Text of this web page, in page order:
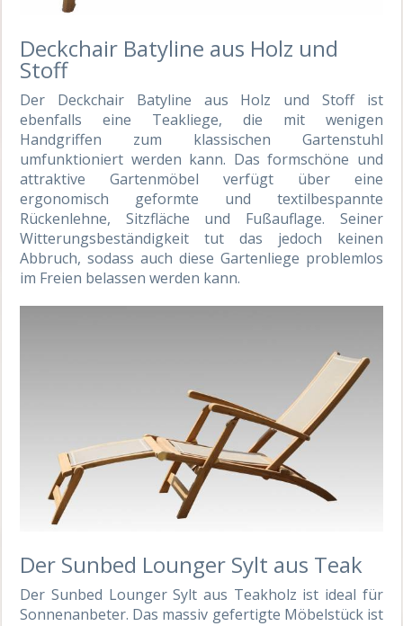
Deckchair Batyline aus Holz und
Stoff
Der Deckchair Batyline aus Holz und Stoff ist
ebenfalls eine Teakliege, die mit wenigen
Handgriffen zum klassischen Gartenstuhl
umfunktioniert werden kann. Das formschöne und
attraktive Gartenmöbel verfügt über eine
ergonomisch geformte und textilbespannte
Rückenlehne, Sitzfläche und Fußauflage. Seiner
Witterungsbeständigkeit tut das jedoch keinen
Abbruch, sodass auch diese Gartenliege problemlos
im Freien belassen werden kann.
Der Sunbed Lounger Sylt aus Teak
Der Sunbed Lounger Sylt aus Teakholz ist ideal für
Sonnenanbeter. Das massiv gefertigte Möbelstück ist